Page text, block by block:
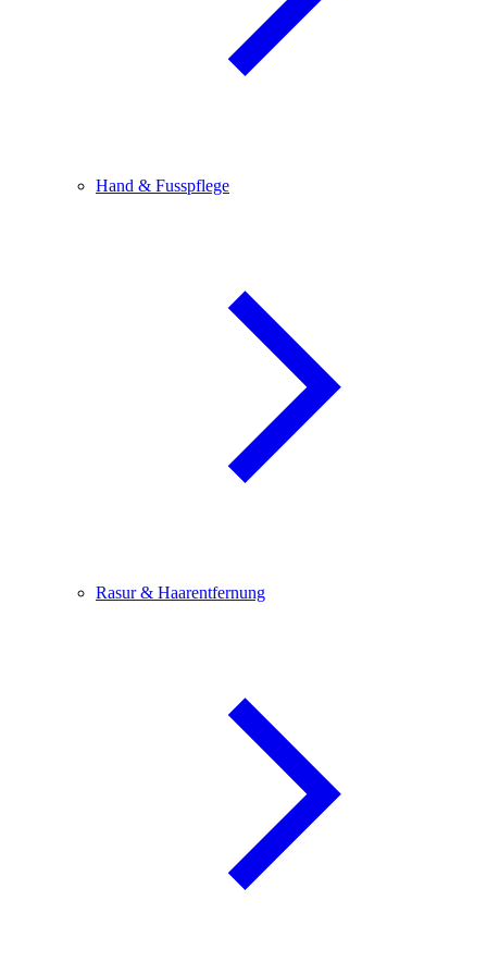
Hand & Fusspflege
Rasur & Haarentfernung